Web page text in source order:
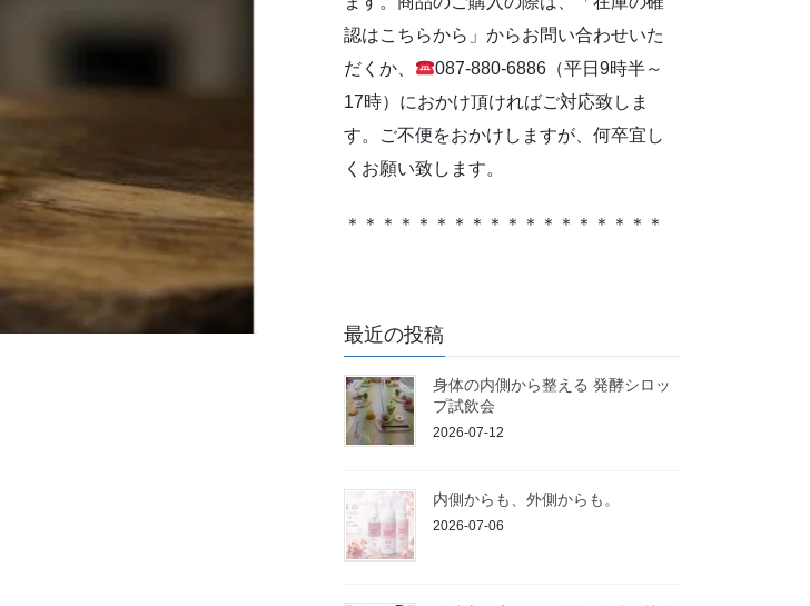
認はこちらから」からお問い合わせいた
だくか、
087-880-6886（平日9時半～
17時）におかけ頂ければご対応致しま
す。ご不便をおかけしますが、何卒宜し
くお願い致します。
＊＊＊＊＊＊＊＊＊＊＊＊＊＊＊＊＊＊
最近の投稿
身体の内側から整える 発酵シロッ
プ試飲会
2026-07-12
内側からも、外側からも。
2026-07-06